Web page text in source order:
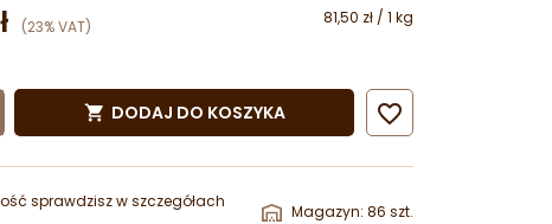
(23% VAT)
81,50 zł / 1 kg
 DODAJ DO KOSZYKA 
sprawdzisz w szczegółach
Magazyn: 86 szt.